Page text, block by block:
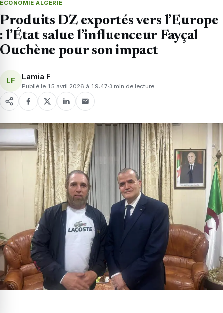
ECONOMIE ALGERIE
Produits DZ exportés vers l’Europe
: l’État salue l’influenceur Fayçal
Ouchène pour son impact
LF Lamia F
Publié le 15 avril 2026 à 19:47 3 min de lecture